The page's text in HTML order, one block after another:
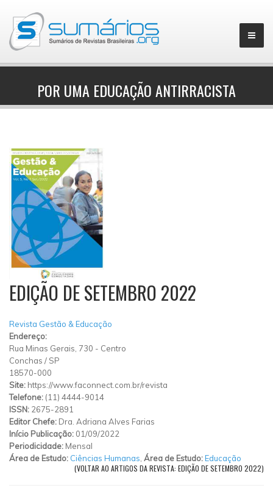
▼
POR UMA EDUCAÇÃO ANTIRRACISTA
EDIÇÃO DE SETEMBRO 2022
Revista Gestão & Educação
Endereço:
Rua Minas Gerais, 730 - Centro
Conchas / SP
18570-000
Site: https://www.faconnect.com.br/revista
Telefone: (11) 4444-9014
ISSN: 2675-2891
Editor Chefe: Dra. Adriana Alves Farias
Início Publicação: 01/09/2022
Periodicidade: Mensal
Área de Estudo: Ciências Humanas Área de Estudo:Educação
(VOLTAR AO ARTIGOS DA REVISTA: EDIÇÃO DE SETEMBRO 2022)